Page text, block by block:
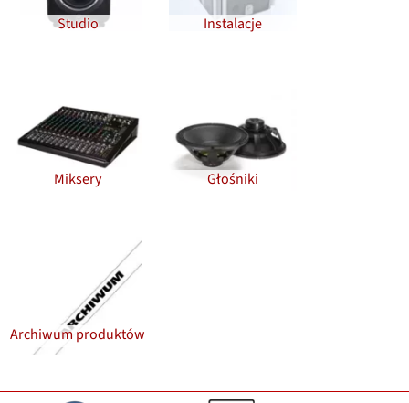
Studio Instalacje
Miksery Głośniki
Archiwum produktów